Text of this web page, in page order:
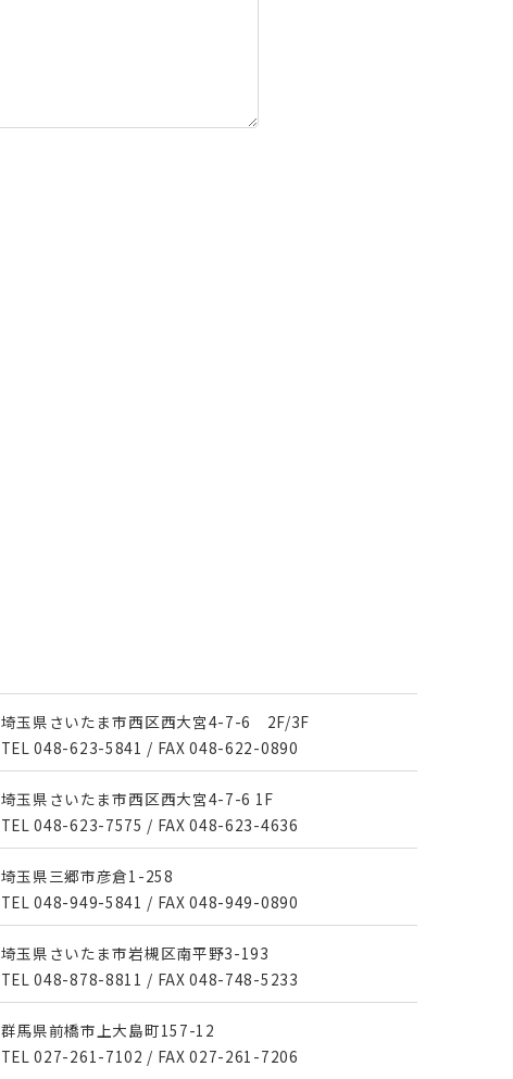
埼玉県さいたま市西区西大宮4-7-6 2F/3F
TEL048-623-5841 / FAX 048-622-0890
埼玉県さいたま市西区西大宮4-7-6 1F
TEL048-623-7575 / FAX 048-623-4636
埼玉県三郷市彦倉1-258
TEL048-949-5841 / FAX 048-949-0890
埼玉県さいたま市岩槻区南平野3-193
TEL048-878-8811 / FAX 048-748-5233
群馬県前橋市上大島町157-12
TEL027-261-7102 / FAX 027-261-7206